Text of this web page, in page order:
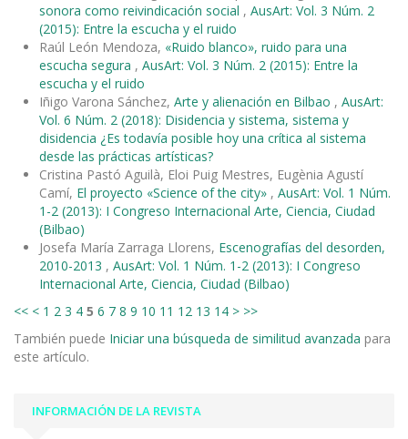
sonora como reivindicación social , AusArt: Vol. 3 Núm. 2
(2015): Entre la escucha y el ruido
Raúl León Mendoza, «Ruido blanco», ruido para una
escucha segura , AusArt: Vol. 3 Núm. 2 (2015): Entre la
escucha y el ruido
Iñigo Varona Sánchez, Arte y alienación en Bilbao , AusArt:
Vol. 6 Núm. 2 (2018): Disidencia y sistema, sistema y
disidencia ¿Es todavía posible hoy una crítica al sistema
desde las prácticas artísticas?
Cristina Pastó Aguilà, Eloi Puig Mestres, Eugènia Agustí
Camí, El proyecto «Science of the city» , AusArt: Vol. 1 Núm.
1-2 (2013): I Congreso Internacional Arte, Ciencia, Ciudad
(Bilbao)
Josefa María Zarraga Llorens, Escenografías del desorden,
2010-2013 , AusArt: Vol. 1 Núm. 1-2 (2013): I Congreso
Internacional Arte, Ciencia, Ciudad (Bilbao)
<< < 1 2 3 4 5 6 7 8 9 10 11 12 13 14 > >>
También puede Iniciar una búsqueda de similitud avanzada para
este artículo.
INFORMACIÓN DE LA REVISTA